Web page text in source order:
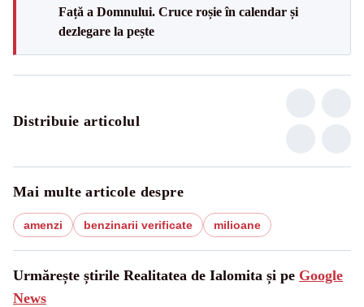
Față a Domnului. Cruce roșie în calendar și
dezlegare la pește
Distribuie articolul
Mai multe articole despre
amenzi benzinarii verificate milioane
Urmărește știrile Realitatea de Ialomita și pe Google
News